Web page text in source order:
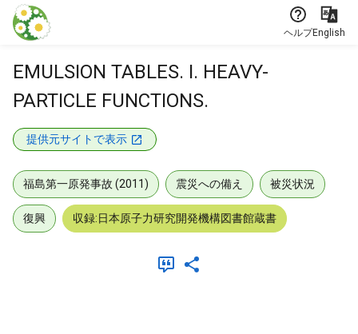
本文に飛ぶ
ヘルプEnglish
EMULSION TABLES. I. HEAVY-
PARTICLE FUNCTIONS.
提供元サイトで表示
福島第一原発事故 (2011) 震災への備え 被災状況
復興 収録:日本原子力研究開発機構図書館蔵書